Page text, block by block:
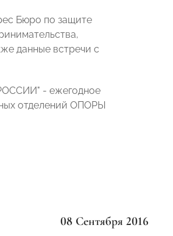
Бюро по защите
данные встречи с
- ежегодное
отделений ОПОРЫ
08 Сентября 2016